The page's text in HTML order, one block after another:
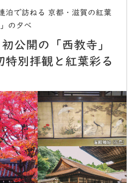
泊で訪ねる 京都・滋賀の紅葉
の夕べ
公開の「西教寺」
特別拝観と紅葉彩る